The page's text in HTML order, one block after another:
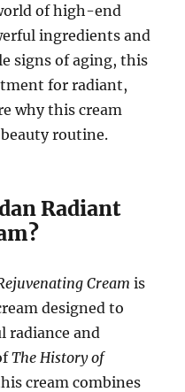
of high-end
ingredients and
signs of aging, this
for radiant,
why this cream
routine.
Radiant
Cream is
designed to
radiance and
The History of
cream combines